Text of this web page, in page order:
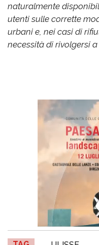
naturalmente
utenti sulle corrette
urbani e, nei casi di
necessità di rivolgersi